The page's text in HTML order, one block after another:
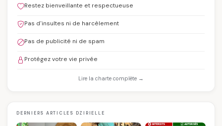
Restez bienveillante et respectueuse
Pas d'insultes ni de harcèlement
Pas de publicité ni de spam
Protégez votre vie privée
Lire la charte complète →
DERNIERS ARTICLES DZIRIELLE